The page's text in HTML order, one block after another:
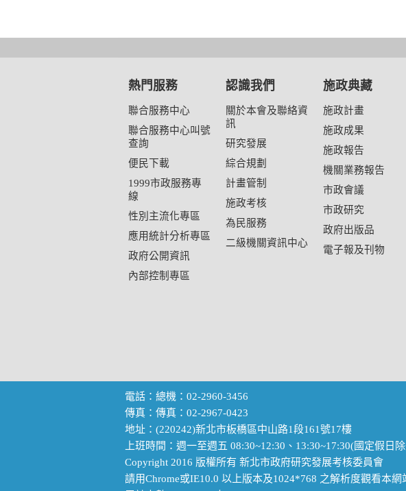
熱門服務
聯合服務中心
聯合服務中心叫號
查詢
便民下載
1999市政服務專
線
性別主流化專區
應用統計分析專區
政府公開資訊
內部控制專區
認識我們
關於本會及聯絡資
訊
研究發展
綜合規劃
計畫管制
施政考核
為民服務
二級機關資訊中心
施政典藏
施政計畫
施政成果
施政報告
機關業務報告
市政會議
市政研究
政府出版品
電子報及刊物
電話：總機：02-2960-3456
傳真：傳真：02-2967-0423
地址：(220242)新北市板橋區中山路1段161號17樓
上班時間：週一至週五 08:30~12:30、13:30~17:30(國定假日
Copyright 2016 版權所有 新北市政府研究發展考核委員會
請用Chrome或IE10.0 以上版本及1024*768 之解析度觀看本網